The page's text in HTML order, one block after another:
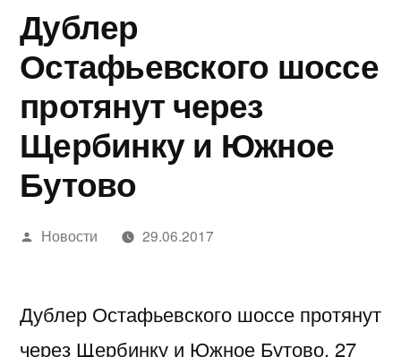
Дублер
Остафьевского шоссе
протянут через
Щербинку и Южное
Бутово
Написано
Новости 29.06.2017
Дублер Остафьевского шоссе протянут
через Щербинку и Южное Бутово. 27